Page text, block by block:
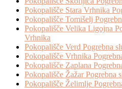
Pokopališče Stara Vrhnika
Pokopališče Tomišelj
Pokopališče Velika Ligojna
Vrhnika
Pokopališče Verd Pogrebna
Pokopališče Vrhnika
Pokopališče Zaplana
Pokopališče Žažar Pogrebna
Pokopališče Želimlje